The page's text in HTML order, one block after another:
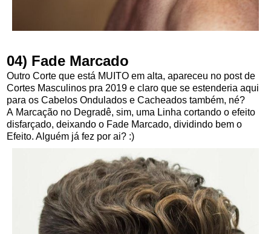
04) Fade Marcado
Outro Corte que está MUITO em alta, apareceu no post de
Cortes Masculinos pra 2019 e claro que se estenderia aqui
para os Cabelos Ondulados e Cacheados também, né?
A Marcação no Degradê, sim, uma Linha cortando o efeito
disfarçado, deixando o Fade Marcado, dividindo bem o
Efeito. Alguém já fez por ai? :)